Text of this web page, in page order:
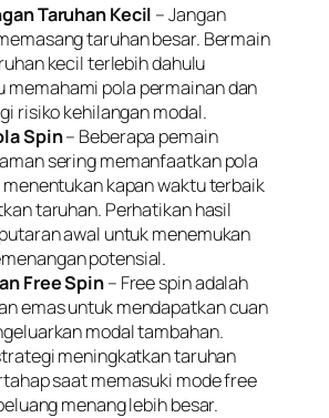
Taruhan Kecil – Jangan
taruhan besar. Bermain
kecil terlebih dahulu
memahami pola permainan dan
risiko kehilangan modal.
Spin– Beberapa pemain
sering memanfaatkan pola
kapan waktu terbaik
taruhan. Perhatikan hasil
awal untuk menemukan
potensial.
Free Spin– Free spin adalah
emas untuk mendapatkan cuan
modal tambahan.
meningkatkan taruhan
saat memasuki mode free
menang lebih besar.